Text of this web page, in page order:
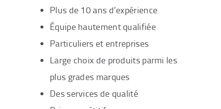
Plus de 10 ans d’expérience
Équipe hautement qualifiée
Particuliers et entreprises
Large choix de produits parmi les
plus grades marques
Des services de qualité